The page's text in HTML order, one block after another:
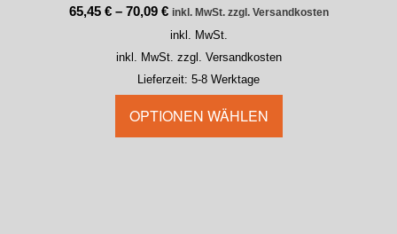
65,45 €– 70,09 € inkl. MwSt. zzgl. Versandkosten
inkl. MwSt.
inkl. MwSt. zzgl. Versandkosten
Lieferzeit: 5-8 Werktage
OPTIONEN WÄHLEN